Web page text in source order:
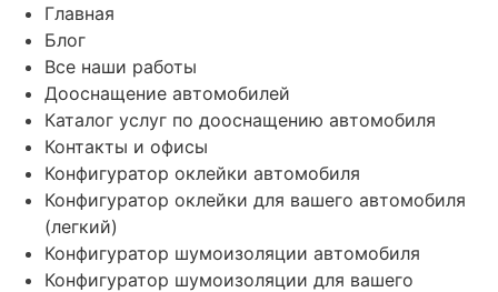
Главная
Блог
Все наши работы
Дооснащение автомобилей
Каталог услуг по дооснащению автомобиля
Контакты и офисы
Конфигуратор оклейки автомобиля
Конфигуратор оклейки для вашего автомобиля
(легкий)
Конфигуратор шумоизоляции автомобиля
Конфигуратор шумоизоляции для вашего